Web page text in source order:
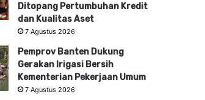
Ditopang Pertumbuhan Kredit
dan Kualitas Aset
7 Agustus 2026
Pemprov Banten Dukung
Gerakan Irigasi Bersih
Kementerian Pekerjaan Umum
7 Agustus 2026